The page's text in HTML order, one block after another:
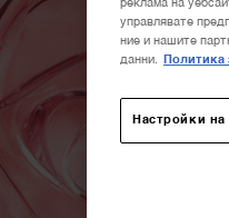
реклама на
управлявате
ние и нашите
данни.
Политика
Настройки